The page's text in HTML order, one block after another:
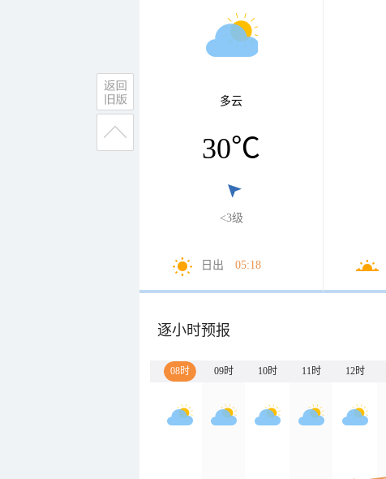
多云
30℃
<3级
日出 05:18
逐小时预报
08时 09时 10时 11时 12时